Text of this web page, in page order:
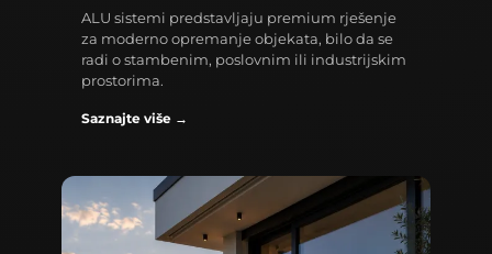
ALU sistemi predstavljaju premium rješenje
za moderno opremanje objekata, bilo da se
radi o stambenim, poslovnim ili industrijskim
prostorima.
Saznajte više →